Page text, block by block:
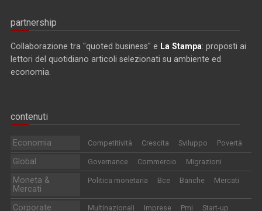
partnership
Collaborazione tra "quoted business" e La Stampa: proposti ai
lettori del quotidiano articoli selezionati su ambiente ed
economia.
contenuti
Economia Competitività Crescita Sviluppo Povertà
Global Governance Commercio Migrazioni
Moneta &
Mercati
Politica monetaria Bce Banche Mercati
Corporate Multinazionali Imprese Pmi Start-up